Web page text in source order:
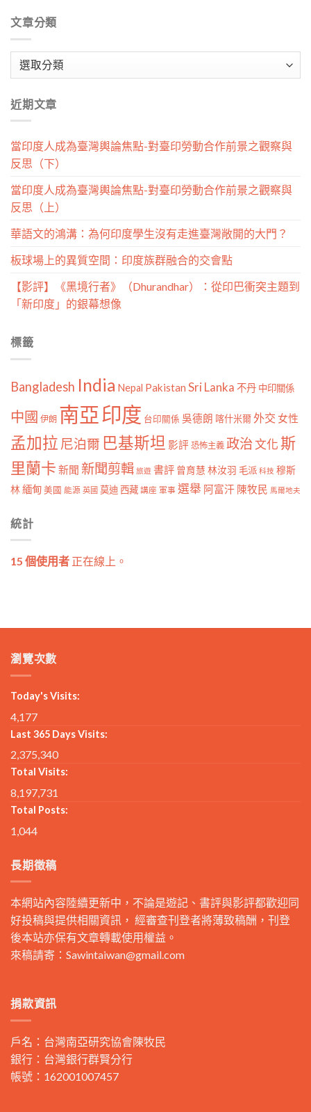
文章分類
類
近期文章
當印度人成為臺灣輿論焦點-對臺印勞動合作前景之觀察與
反思（下）
當印度人成為臺灣輿論焦點-對臺印勞動合作前景之觀察與
反思（上）
華語文的鴻溝：為何印度學生沒有走進臺灣敞開的大門？
板球場上的異質空間：印度族群融合的交會點
【影評】《黑境行者》（Dhurandhar）：從印巴衝突主題到
「新印度」的銀幕想像
標籤
Bangladesh India Nepal Pakistan Sri Lanka 不丹 中印關係
中國 伊朗 南亞印度 台印關係 吳德朗 喀什米爾外交 女性
孟加拉 尼泊爾 巴基斯坦 影評 恐怖主義 政治文化斯
里蘭卡 新聞 新聞剪輯 旅遊 書評 曾育慧 林汝羽 毛派 科技 穆斯
林 緬甸 美國 能源 英國 莫迪 西藏 講座 軍事 選舉 阿富汗 陳牧民 馬爾地夫
統計
15 個使用者 正在線上。
瀏覽次數
Today's Visits:
4,177
Last 365 Days Visits:
2,375,340
Total Visits:
8,197,731
Total Posts:
1,044
長期徵稿
本網站內容陸續更新中，不論是遊記、書評與影評都歡迎同
好投稿與提供相關資訊， 經審查刊登者將薄致稿酬，刊登
後本站亦保有文章轉載使用權益。
來稿請寄： Sawintaiwan@gmail.com
捐款資訊
戶名：台灣南亞研究協會陳牧民
銀行：台灣銀行群賢分行
帳號：162001007457